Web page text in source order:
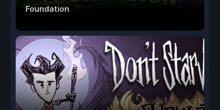
Foundation